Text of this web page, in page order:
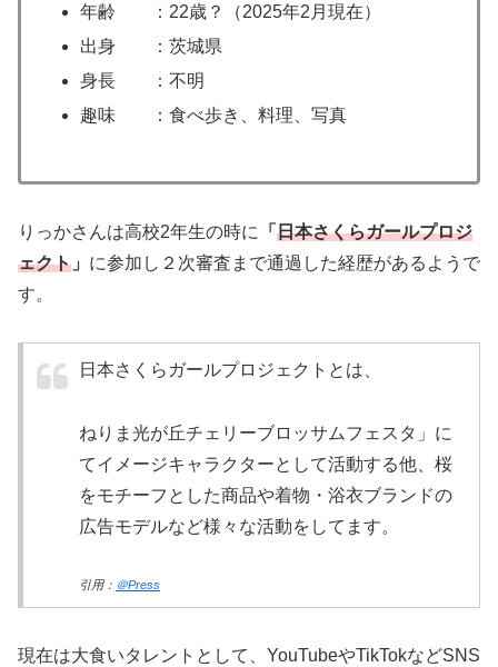
年齢 ：22歳？（2025年2月現在）
出身 ：茨城県
身長 ：不明
趣味 ：食べ歩き、料理、写真
りっかさんは高校2年生の時に 「 日本さくらガールプロジ
ェクト 」 に参加し２次審査まで通過した経歴があるようで
す。
日本さくらガールプロジェクトとは、
ねりま光が丘チェリーブロッサムフェスタ」に
てイメージキャラクターとして活動する他、桜
をモチーフとした商品や着物・浴衣ブランドの
広告モデルなど様々な活動をしてます。
引用： ＠Press
現在は大食いタレントとして、YouTubeやTikTokなどSNS